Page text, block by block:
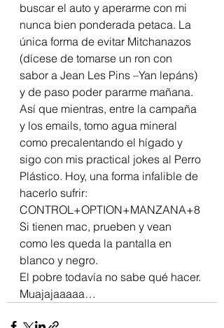
buscar el auto y aperarme con mi
nunca bien ponderada petaca. La
única forma de evitar Mitchanazos
(dícese de tomarse un ron con
sabor a Jean Les Pins –Yan lepáns)
y de paso poder pararme mañana.
Así que mientras, entre la campaña
y los emails, tomo agua mineral
como precalentando el hígado y
sigo con mis practical jokes al Perro
Plástico. Hoy, una forma infalible de
hacerlo sufrir:
CONTROL+OPTION+MANZANA+8
Si tienen mac, prueben y vean
como les queda la pantalla en
blanco y negro.
El pobre todavía no sabe qué hacer.
Muajajaaaaa…